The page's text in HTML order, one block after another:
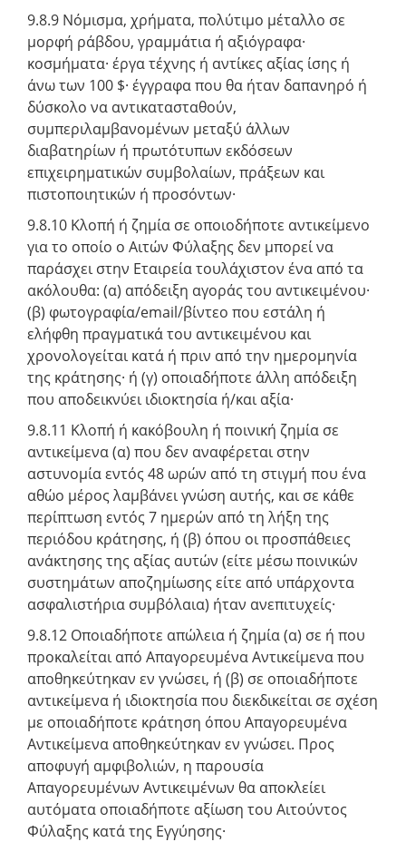
9.8.9 Νόμισμα, χρήματα, πολύτιμο μέταλλο σε
μορφή ράβδου, γραμμάτια ή αξιόγραφα·
κοσμήματα· έργα τέχνης ή αντίκες αξίας ίσης ή
άνω των 100 $· έγγραφα που θα ήταν δαπανηρό ή
δύσκολο να αντικατασταθούν,
συμπεριλαμβανομένων μεταξύ άλλων
διαβατηρίων ή πρωτότυπων εκδόσεων
επιχειρηματικών συμβολαίων, πράξεων και
πιστοποιητικών ή προσόντων·
9.8.10 Κλοπή ή ζημία σε οποιοδήποτε αντικείμενο
για το οποίο ο Αιτών Φύλαξης δεν μπορεί να
παράσχει στην Εταιρεία τουλάχιστον ένα από τα
ακόλουθα: (α) απόδειξη αγοράς του αντικειμένου·
(β) φωτογραφία/email/βίντεο που εστάλη ή
ελήφθη πραγματικά του αντικειμένου και
χρονολογείται κατά ή πριν από την ημερομηνία
της κράτησης· ή (γ) οποιαδήποτε άλλη απόδειξη
που αποδεικνύει ιδιοκτησία ή/και αξία·
9.8.11 Κλοπή ή κακόβουλη ή ποινική ζημία σε
αντικείμενα (α) που δεν αναφέρεται στην
αστυνομία εντός 48 ωρών από τη στιγμή που ένα
αθώο μέρος λαμβάνει γνώση αυτής, και σε κάθε
περίπτωση εντός 7 ημερών από τη λήξη της
περιόδου κράτησης, ή (β) όπου οι προσπάθειες
ανάκτησης της αξίας αυτών (είτε μέσω ποινικών
συστημάτων αποζημίωσης είτε από υπάρχοντα
ασφαλιστήρια συμβόλαια) ήταν ανεπιτυχείς·
9.8.12 Οποιαδήποτε απώλεια ή ζημία (α) σε ή που
προκαλείται από Απαγορευμένα Αντικείμενα που
αποθηκεύτηκαν εν γνώσει, ή (β) σε οποιαδήποτε
αντικείμενα ή ιδιοκτησία που διεκδικείται σε σχέση
με οποιαδήποτε κράτηση όπου Απαγορευμένα
Αντικείμενα αποθηκεύτηκαν εν γνώσει. Προς
αποφυγή αμφιβολιών, η παρουσία
Απαγορευμένων Αντικειμένων θα αποκλείει
αυτόματα οποιαδήποτε αξίωση του Αιτούντος
Φύλαξης κατά της Εγγύησης·